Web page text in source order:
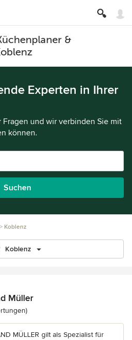
&
Experten in Ihrer
Fragen und wir verbinden Sie mit
können.
Suchen
Koblenz
Koblenz
Müller
5 von 5 Sternen
MÜLLER gilt als Spezialist für